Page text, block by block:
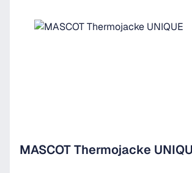
MASCOT Thermojacke